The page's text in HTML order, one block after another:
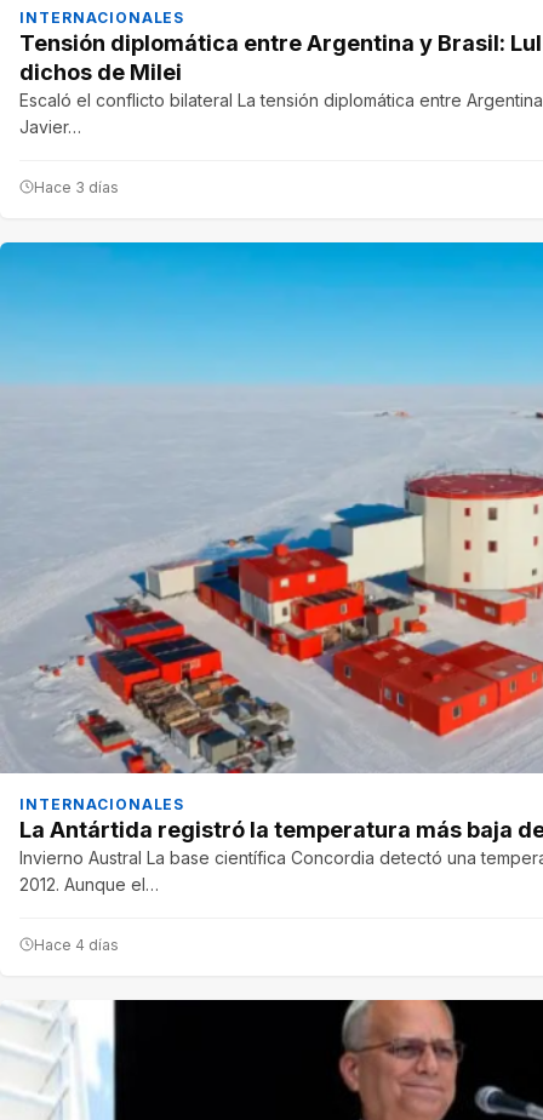
INTERNACIONALES
Tensión diplomática entre Argentina y Brasil:
dichos de Milei
Escaló el conflicto bilateral La tensión diplomática entre
Javier…
Hace 3 días
INTERNACIONALES
La Antártida registró la temperatura más baja
Invierno Austral La base científica Concordia detectó una
2012. Aunque el…
Hace 4 días